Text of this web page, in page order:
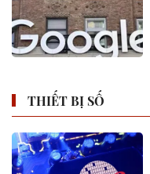
THIẾT BỊ SỐ